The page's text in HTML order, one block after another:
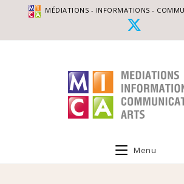
MÉDIATIONS - INFORMATIONS -
Menu